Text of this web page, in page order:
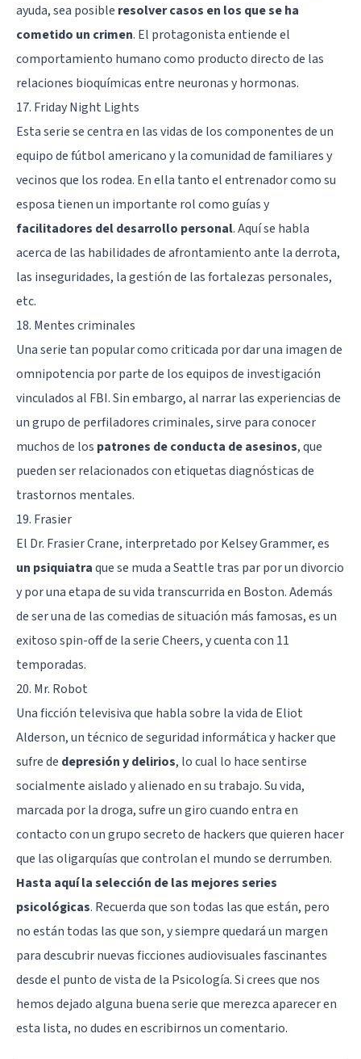
ayuda, sea posible resolver casos en los que se ha
cometido un crimen. El protagonista entiende el
comportamiento humano como producto directo de las
relaciones bioquímicas entre neuronas y hormonas.
17. Friday Night Lights
Esta serie se centra en las vidas de los componentes de un
equipo de fútbol americano y la comunidad de familiares y
vecinos que los rodea. En ella tanto el entrenador como su
esposa tienen un importante rol como guías y
facilitadores del desarrollo personal. Aquí se habla
acerca de las habilidades de afrontamiento ante la derrota,
las inseguridades, la gestión de las fortalezas personales,
etc.
18. Mentes criminales
Una serie tan popular como criticada por dar una imagen de
omnipotencia por parte de los equipos de investigación
vinculados al FBI. Sin embargo, al narrar las experiencias de
un grupo de perfiladores criminales, sirve para conocer
muchos de los patrones de conducta de asesinos, que
pueden ser relacionados con etiquetas diagnósticas de
trastornos mentales.
19. Frasier
El Dr. Frasier Crane, interpretado por Kelsey Grammer, es
un psiquiatraque se muda a Seattle tras par por un divorcio
y por una etapa de su vida transcurrida en Boston. Además
de ser una de las comedias de situación más famosas, es un
exitoso spin-off de la serie Cheers, y cuenta con 11
temporadas.
20. Mr. Robot
Una ficción televisiva que habla sobre la vida de Eliot
Alderson, un técnico de seguridad informática y hacker que
sufre de depresión y delirios, lo cual lo hace sentirse
socialmente aislado y alienado en su trabajo. Su vida,
marcada por la droga, sufre un giro cuando entra en
contacto con un grupo secreto de hackers que quieren hacer
que las oligarquías que controlan el mundo se derrumben.
Hasta aquí la selección de las mejores series
psicológicas. Recuerda que son todas las que están, pero
no están todas las que son, y siempre quedará un margen
para descubrir nuevas ficciones audiovisuales fascinantes
desde el punto de vista de la Psicología. Si crees que nos
hemos dejado alguna buena serie que merezca aparecer en
esta lista, no dudes en escribirnos un comentario.